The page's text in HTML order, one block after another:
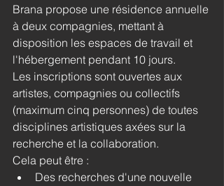
Brana propose une résidence annuelle
à deux compagnies, mettant à
disposition les espaces de travail et
l'hébergement pendant 10 jours.
Les inscriptions sont ouvertes aux
artistes, compagnies ou collectifs
(maximum cinq personnes) de toutes
disciplines artistiques axées sur la
recherche et la collaboration.
Cela peut être :
Des recherches d'une nouvelle